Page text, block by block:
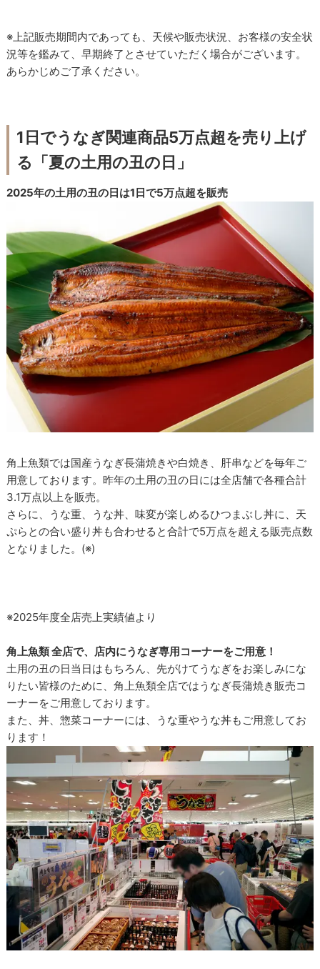
※上記販売期間内であっても、天候や販売状況、お客様の安全状
況等を鑑みて、早期終了とさせていただく場合がございます。
あらかじめご了承ください。
1日でうなぎ関連商品5万点超を売り上げ
る「夏の土用の丑の日」
2025年の土用の丑の日は1日で5万点超を販売
角上魚類では国産うなぎ長蒲焼きや白焼き、肝串などを毎年ご
用意しております。昨年の土用の丑の日には全店舗で各種合計
3.1万点以上を販売。
さらに、うな重、うな丼、味変が楽しめるひつまぶし丼に、天
ぷらとの合い盛り丼も合わせると合計で5万点を超える販売点数
となりました。(※)
※2025年度全店売上実績値より
角上魚類 全店で、店内にうなぎ専用コーナーをご用意！
土用の丑の日当日はもちろん、先がけてうなぎをお楽しみにな
りたい皆様のために、角上魚類全店ではうなぎ長蒲焼き販売コ
ーナーをご用意しております。
また、丼、惣菜コーナーには、うな重やうな丼もご用意してお
ります！